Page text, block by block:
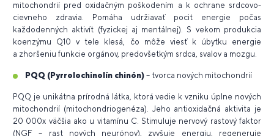
mitochondrií pred oxidačným poškodením a k ochrane srdcovo-
cievneho zdravia. Pomáha udržiavať pocit energie počas
každodenných aktivít (fyzickej aj mentálnej). S vekom produkcia
koenzýmu Q10 v tele klesá, čo môže viesť k úbytku energie
a zhoršeniu funkcie orgánov, predovšetkým srdca, svalov a mozgu.
PQQ (Pyrrolochinolín chinón) – tvorca nových mitochondrií
PQQ je unikátna prírodná látka, ktorá vedie k vzniku úplne nových
mitochondrií (mitochondriogenéza). Jeho antioxidačná aktivita je
20 000x väčšia ako u vitamínu C. Stimuluje nervový rastový faktor
(NGF – rast nových neurónov), zvyšuje energiu, regeneruje